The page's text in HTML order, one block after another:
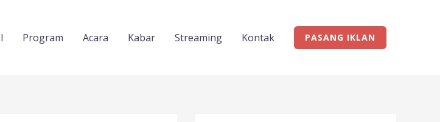
Program Acara Kabar Streaming Kontak PASANG IKLAN